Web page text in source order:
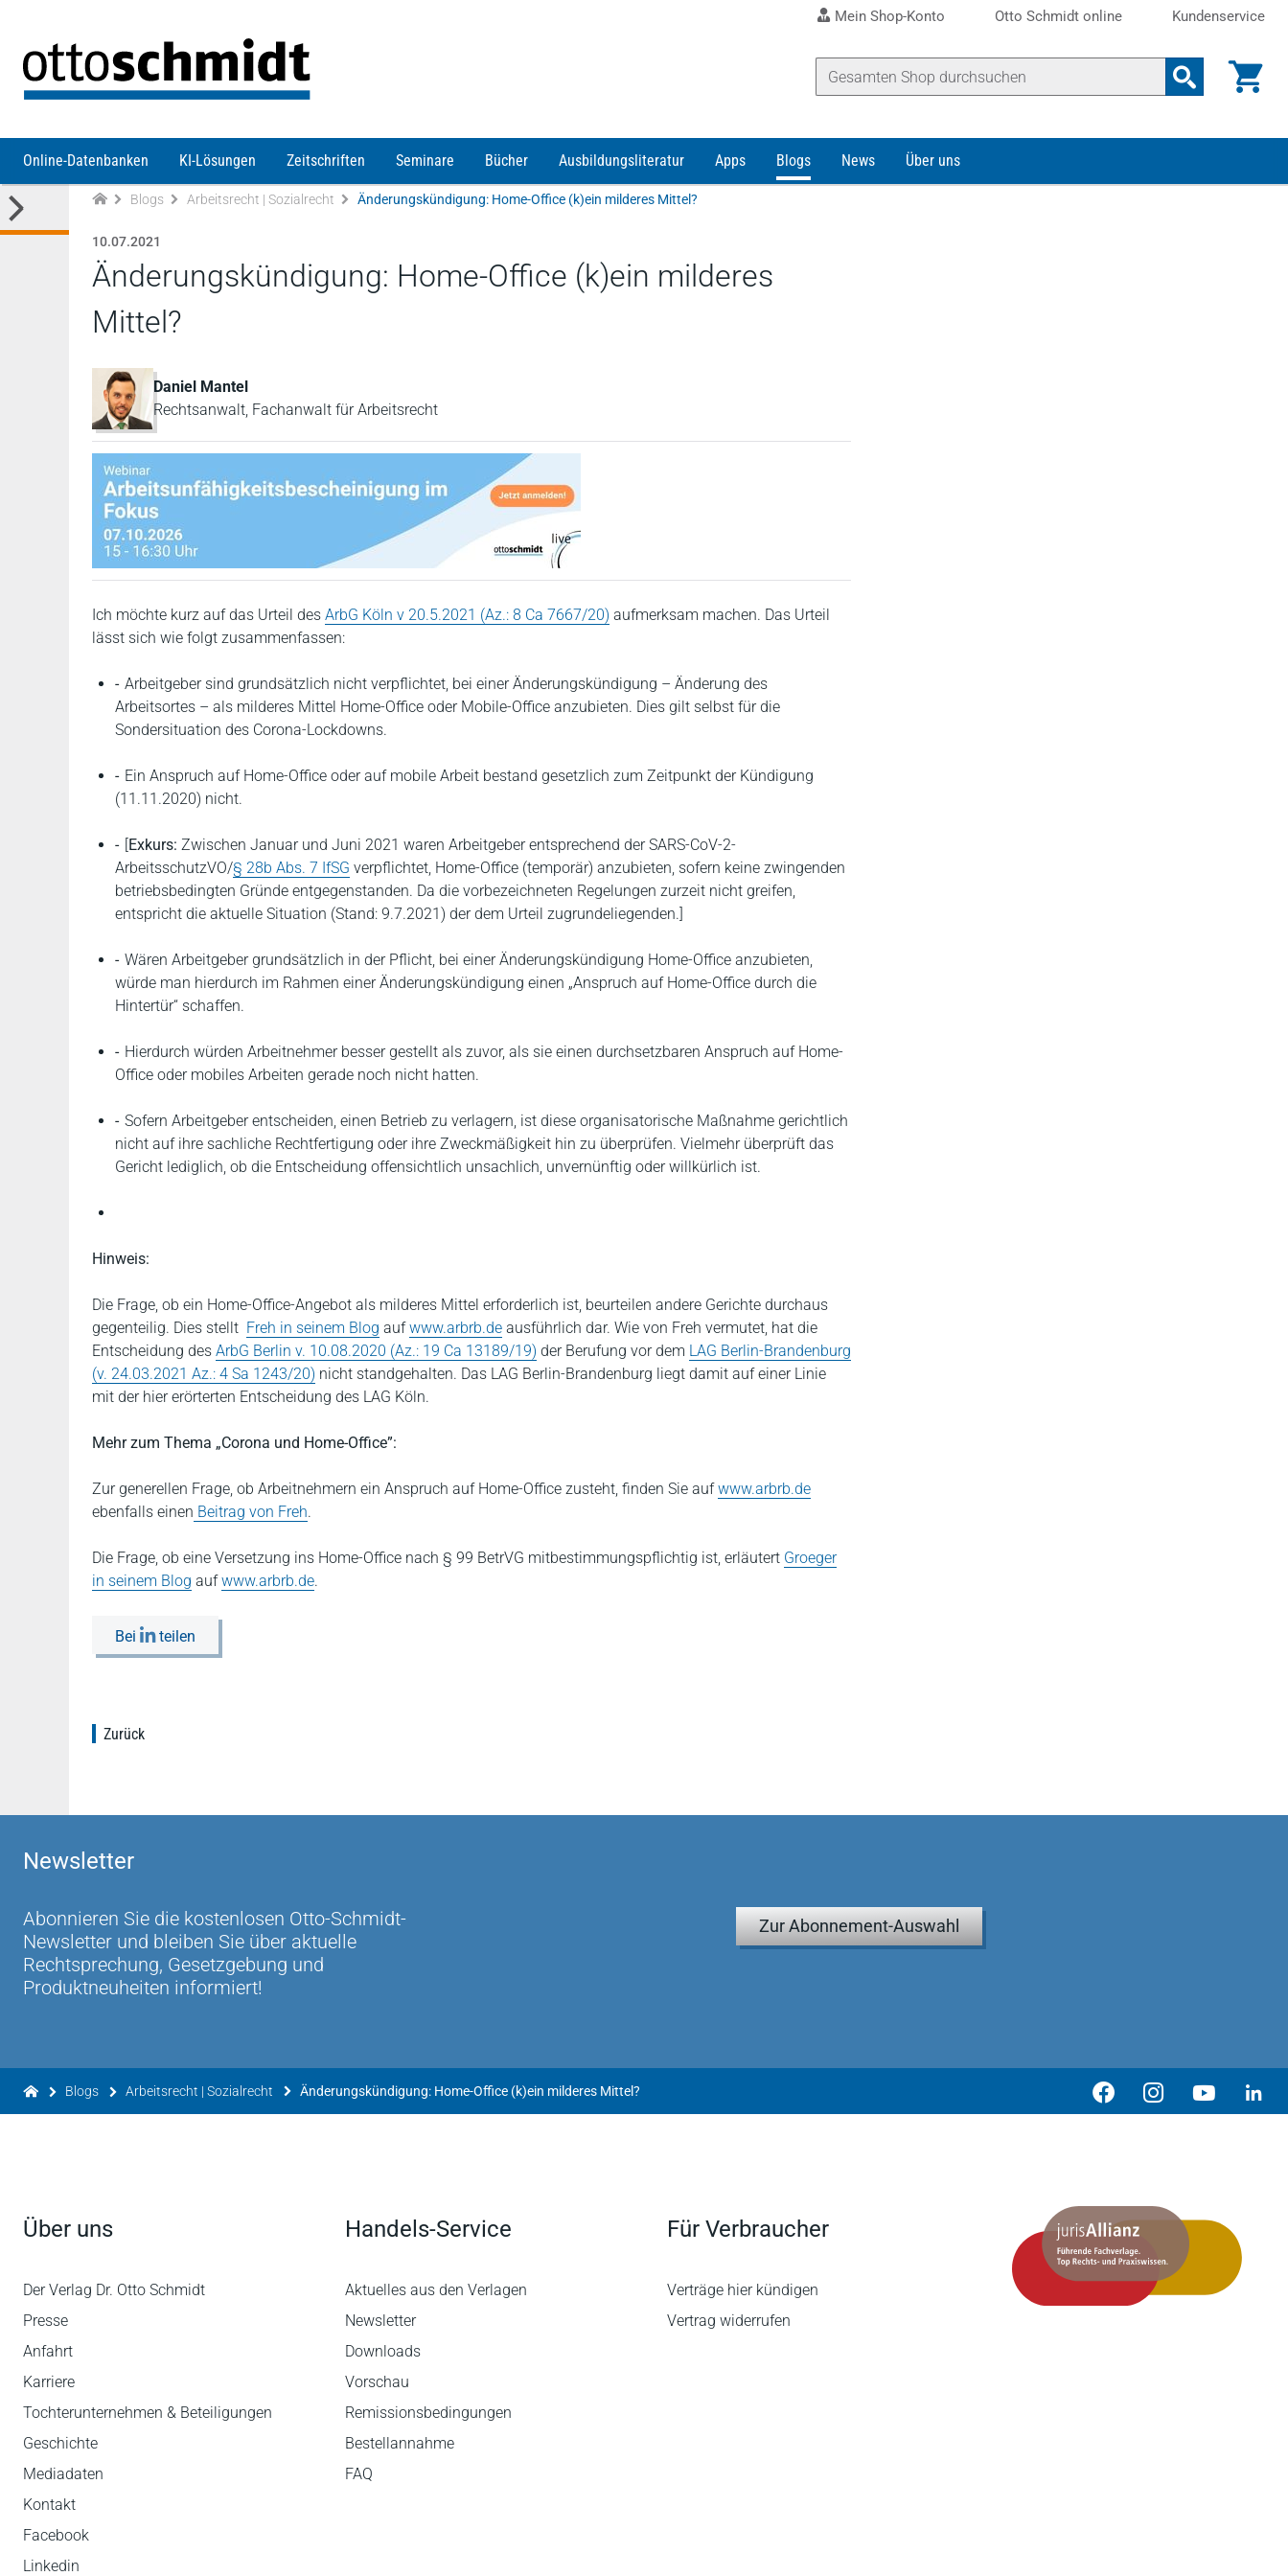
Mein Shop-Konto Otto Schmidt online Kundenservice
Online-Datenbanken KI-Lösungen Zeitschriften Seminare Bücher Ausbildungsliteratur Apps Blogs News Über uns
Blogs Arbeitsrecht | Sozialrecht Änderungskündigung: Home-Office (k)ein milderes Mittel?
10.07.2021
Änderungskündigung: Home-Office (k)ein milderes
Mittel?
Daniel Mantel
Rechtsanwalt, Fachanwalt für Arbeitsrecht
Ich möchte kurz auf das Urteil des ArbG Köln v 20.5.2021 (Az.: 8 Ca 7667/20) aufmerksam machen. Das Urteil
lässt sich wie folgt zusammenfassen:
Arbeitgeber sind grundsätzlich nicht verpflichtet, bei einer Änderungskündigung – Änderung des
Arbeitsortes – als milderes Mittel Home-Office oder Mobile-Office anzubieten. Dies gilt selbst für die
Sondersituation des Corona-Lockdowns.
Ein Anspruch auf Home-Office oder auf mobile Arbeit bestand gesetzlich zum Zeitpunkt der Kündigung
(11.11.2020) nicht.
[Exkurs: Zwischen Januar und Juni 2021 waren Arbeitgeber entsprechend der SARS-CoV-2-
ArbeitsschutzVO/§ 28b Abs. 7 IfSG verpflichtet, Home-Office (temporär) anzubieten, sofern keine zwingenden
betriebsbedingten Gründe entgegenstanden. Da die vorbezeichneten Regelungen zurzeit nicht greifen,
entspricht die aktuelle Situation (Stand: 9.7.2021) der dem Urteil zugrundeliegenden.]
Wären Arbeitgeber grundsätzlich in der Pflicht, bei einer Änderungskündigung Home-Office anzubieten,
würde man hierdurch im Rahmen einer Änderungskündigung einen „Anspruch auf Home-Office durch die
Hintertür“ schaffen.
Hierdurch würden Arbeitnehmer besser gestellt als zuvor, als sie einen durchsetzbaren Anspruch auf Home-
Office oder mobiles Arbeiten gerade noch nicht hatten.
Sofern Arbeitgeber entscheiden, einen Betrieb zu verlagern, ist diese organisatorische Maßnahme gerichtlich
nicht auf ihre sachliche Rechtfertigung oder ihre Zweckmäßigkeit hin zu überprüfen. Vielmehr überprüft das
Gericht lediglich, ob die Entscheidung offensichtlich unsachlich, unvernünftig oder willkürlich ist.
Hinweis:
Die Frage, ob ein Home-Office-Angebot als milderes Mittel erforderlich ist, beurteilen andere Gerichte durchaus
gegenteilig. Dies stellt Freh in seinem Blog aufwww.arbrb.de ausführlich dar. Wie von Freh vermutet, hat die
Entscheidung des ArbG Berlin v. 10.08.2020 (Az.: 19 Ca 13189/19) der Berufung vor dem LAG Berlin-Brandenburg
(v. 24.03.2021 Az.: 4 Sa 1243/20) nicht standgehalten. Das LAG Berlin-Brandenburg liegt damit auf einer Linie
mit der hier erörterten Entscheidung des LAG Köln.
Mehr zum Thema „Corona und Home-Office”:
Zur generellen Frage, ob Arbeitnehmern ein Anspruch auf Home-Office zusteht, finden Sie aufwww.arbrb.de
ebenfalls einen Beitrag von Freh.
Die Frage, ob eine Versetzung ins Home-Office nach § 99 BetrVG mitbestimmungspflichtig ist, erläutert Groeger
in seinem Blog aufwww.arbrb.de.
Bei teilen
Zurück
Newsletter
Abonnieren Sie die kostenlosen Otto-Schmidt-
Newsletter und bleiben Sie über aktuelle
Rechtsprechung, Gesetzgebung und
Produktneuheiten informiert!
Zur Abonnement-Auswahl
Blogs Arbeitsrecht | Sozialrecht Änderungskündigung: Home-Office (k)ein milderes Mittel?
Über uns
Der Verlag Dr. Otto Schmidt
Presse
Anfahrt
Karriere
Tochterunternehmen & Beteiligungen
Geschichte
Mediadaten
Kontakt
Facebook
Linkedin
Handels-Service
Aktuelles aus den Verlagen
Newsletter
Downloads
Vorschau
Remissionsbedingungen
Bestellannahme
FAQ
Für Verbraucher
Verträge hier kündigen
Vertrag widerrufen